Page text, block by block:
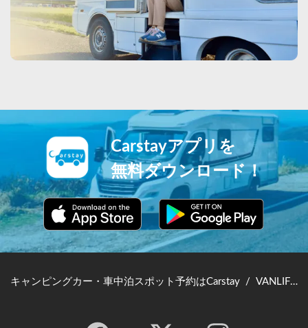
Carstayアプリを
無料ダウンロード！
キャンピングカー・車中泊スポット予約はCarstay / VANLIFE JAPAN TOP